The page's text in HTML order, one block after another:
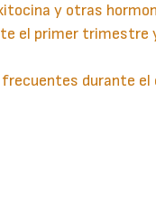
y otras
el primer trimestre
durante el